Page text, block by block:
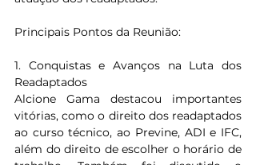
Principais Pontos da Reunião:
1. Conquistas e Avanços na Luta dos
Readaptados
Alcione Gama destacou importantes
vitórias, como o direito dos readaptados
ao curso técnico, ao Previne, ADI e IFC,
além do direito de escolher o horário de